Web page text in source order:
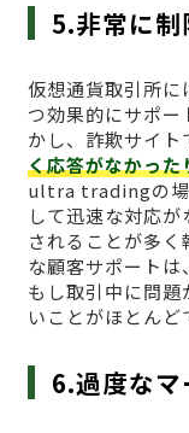
5.非常に制
仮想通貨取引所
つ効果的にサポー
かし、詐欺サイト
く応答がなかった
ultra tradingの場
して迅速な対応
されることが多
な顧客サポートは
もし取引中に問
いことがほとんど
6.過度な